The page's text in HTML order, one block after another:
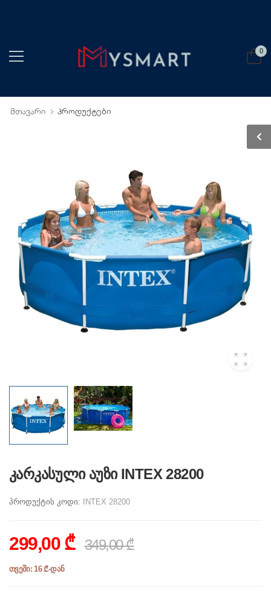
0
მთავარი პროდუქტები
კარკასული აუზი INTEX 28200
პროდუქტის კოდი: INTEX 28200
299,00 ₾ 349,00 ₾
თვეში: 16 ₾-დან